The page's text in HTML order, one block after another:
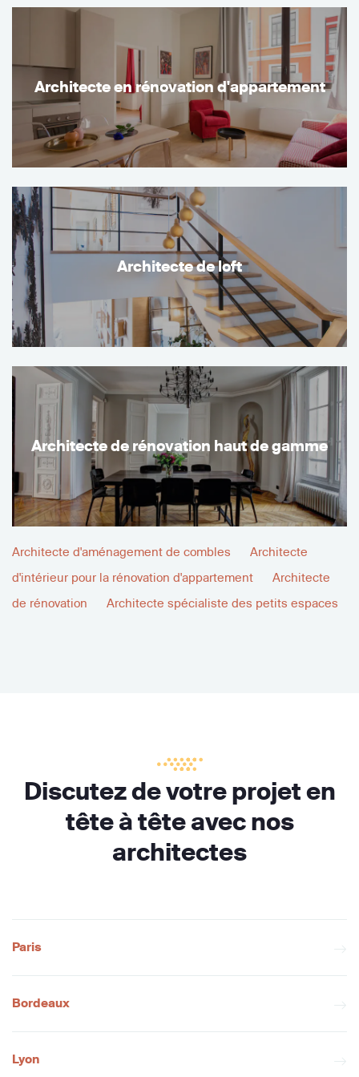
Architecte en rénovation d'appartement
Architecte de loft
Architecte de rénovation haut de gamme
Architecte d'aménagement de combles
Architecte
d'intérieur pour la rénovation d'appartement
Architecte
de rénovation
Architecte spécialiste des petits espaces
Discutez de votre projet en
tête à tête avec nos
architectes
Paris
Bordeaux
Lyon